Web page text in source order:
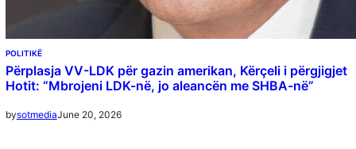
POLITIKË
Përplasja VV-LDK për gazin amerikan, Kërçeli i përgjigjet
Hotit: “Mbrojeni LDK-në, jo aleancën me SHBA-në”
bysotmediaJune 20, 2026